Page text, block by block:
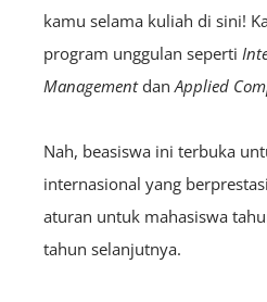
kamu selama kuliah di sini!
program unggulan seperti
ManagementdanApplied
Nah, beasiswa ini terbuka
internasional yang
aturan untuk mahasiswa
tahun selanjutnya.